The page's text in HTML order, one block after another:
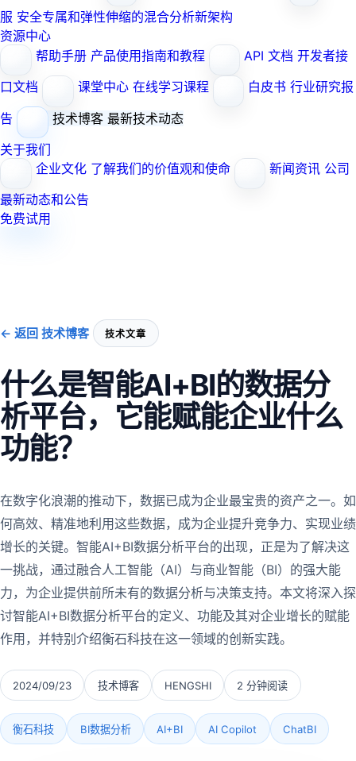
服 安全专属和弹性伸缩的混合分析新架构
资源中心
帮助手册 产品使用指南和教程 API 文档 开发者接
口文档
课堂中心 在线学习课程 白皮书 行业研究报
告
技术博客 最新技术动态
关于我们
企业文化 了解我们的价值观和使命 新闻资讯 公司
最新动态和公告
免费试用
← 返回 技术博客 技术文章
什么是智能AI+BI的数据分
析平台，它能赋能企业什么
功能？
在数字化浪潮的推动下，数据已成为企业最宝贵的资产之一。如
何高效、精准地利用这些数据，成为企业提升竞争力、实现业绩
增长的关键。智能AI+BI数据分析平台的出现，正是为了解决这
一挑战，通过融合人工智能（AI）与商业智能（BI）的强大能
力，为企业提供前所未有的数据分析与决策支持。本文将深入探
讨智能AI+BI数据分析平台的定义、功能及其对企业增长的赋能
作用，并特别介绍衡石科技在这一领域的创新实践。
2024/09/23 技术博客 HENGSHI 2 分钟阅读
衡石科技 BI数据分析 AI+BI AI Copilot ChatBI